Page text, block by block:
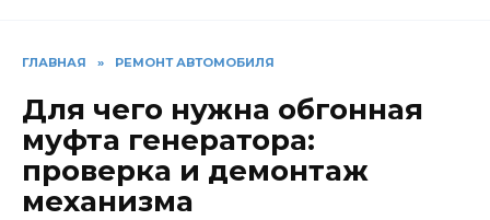
ГЛАВНАЯ » РЕМОНТ АВТОМОБИЛЯ
Для чего нужна обгонная
муфта генератора:
проверка и демонтаж
механизма